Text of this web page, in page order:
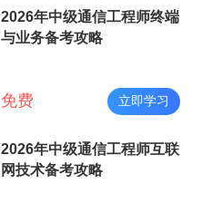
2026年中级通信工程师终端
与业务备考攻略
免费 立即学习
2026年中级通信工程师互联
网技术备考攻略